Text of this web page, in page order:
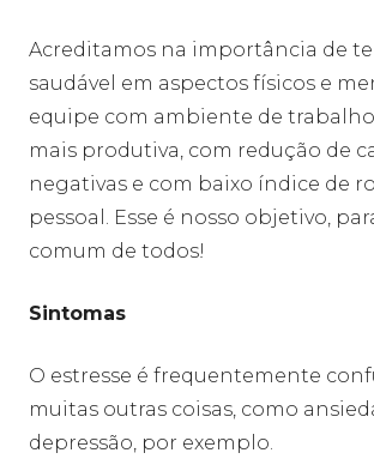
Acreditamos na importância de
saudável em aspectos físicos e
equipe com ambiente de trabalho
mais produtiva, com redução de
negativas e com baixo índice de
pessoal. Esse é nosso objetivo,
comum de todos!
Sintomas
O estresse é frequentemente
muitas outras coisas, como
depressão, por exemplo.